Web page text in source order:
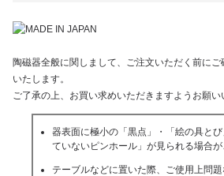
陶磁器全般に関しまして、ご注文いただく前に
いたします。
ご了承の上、お買い求めいただきますようお願い
器表面に極小の「黒点」・「絵の具と
ていないピンホール」が見られる場合が
テーブルなどに置いた際、ご使用上問